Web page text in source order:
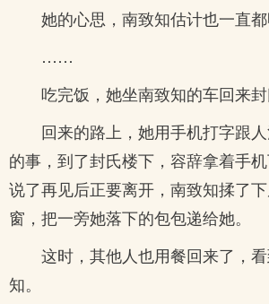
她的心思，南致知估计也一直
……
吃完饭，她坐南致知的车回来封
回来的路上，她用手机打字跟
的事，到了封氏楼下，容辞拿着手
说了再见后正要离开，南致知揉了
窗，把一旁她落下的包包递给她。
这时，其他人也用餐回来了，
知。